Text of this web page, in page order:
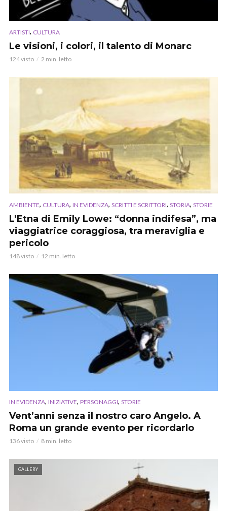
ARTISTI, CULTURA
Le visioni, i colori, il talento di Monarc
124 visto 2 min. letto
AMBIENTE, CULTURA, IN EVIDENZA, SCRITTI E SCRITTORI, STORIA, STORIE
L’Etna di Emily Lowe: “donna indifesa”, ma
viaggiatrice coraggiosa, tra meraviglia e
pericolo
148 visto 12 min. letto
IN EVIDENZA, INIZIATIVE, PERSONAGGI, STORIE
Vent’anni senza il nostro caro Angelo. A
Roma un grande evento per ricordarlo
136 visto 8 min. letto
GALLERY